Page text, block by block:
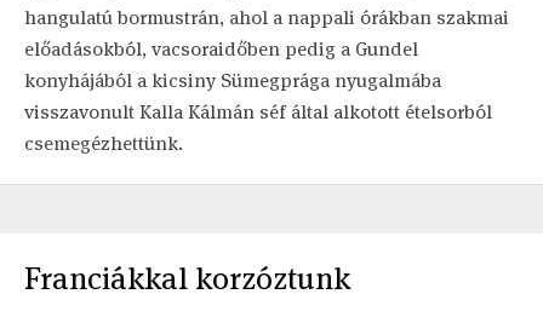
hangulatú bormustrán, ahol a nappali órákban szakmai
előadásokból, vacsoraidőben pedig a Gundel
konyhájából a kicsiny Sümegprága nyugalmába
visszavonult Kalla Kálmán séf által alkotott ételsorból
csemegézhettünk.
Franciákkal korzóztunk